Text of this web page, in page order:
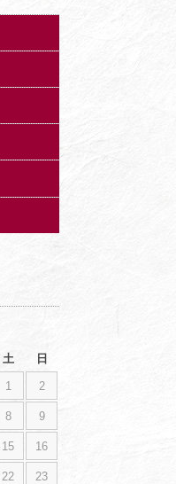
土 日
1 2
8 9
15 16
22 23